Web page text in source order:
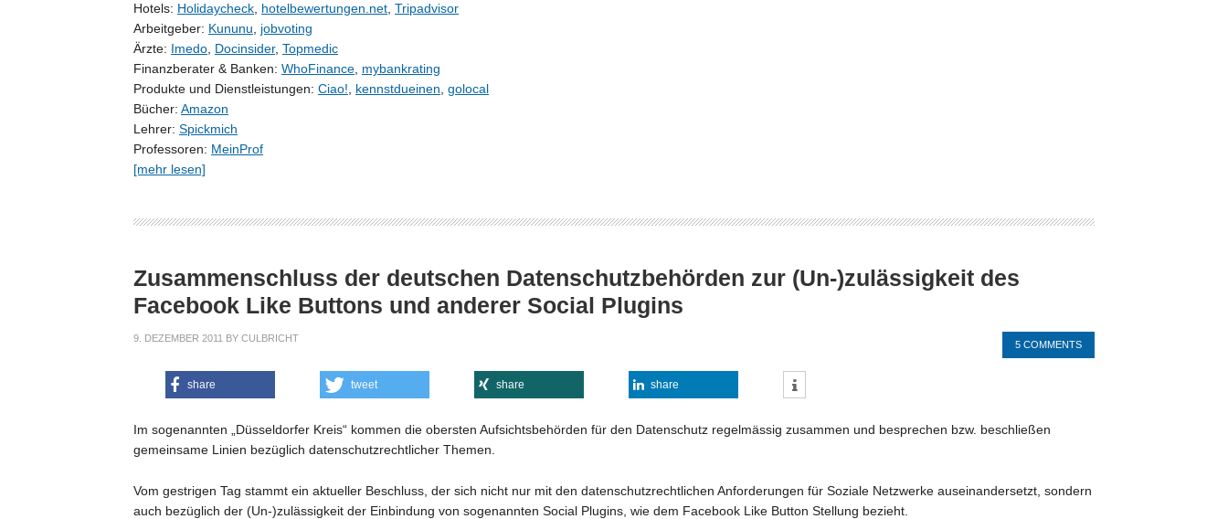
Hotels: Holidaycheck, hotelbewertungen.net, Tripadvisor
Arbeitgeber: Kununu, jobvoting
Ärzte: Imedo, Docinsider, Topmedic
Finanzberater & Banken: WhoFinance, mybankrating
Produkte und Dienstleistungen: Ciao!, kennstdueinen, golocal
Bücher: Amazon
Lehrer: Spickmich
Professoren: MeinProf
[mehr lesen]
Zusammenschluss der deutschen Datenschutzbehörden zur (Un-)zulässigkeit des
Facebook Like Buttons und anderer Social Plugins
9. DEZEMBER 2011 BY CULBRICHT
5 COMMENTS
share tweet share share
Im sogenannten „Düsseldorfer Kreis“ kommen die obersten Aufsichtsbehörden für den Datenschutz regelmässig zusammen und besprechen bzw. beschließen
gemeinsame Linien bezüglich datenschutzrechtlicher Themen.
Vom gestrigen Tag stammt ein aktueller Beschluss, der sich nicht nur mit den datenschutzrechtlichen Anforderungen für Soziale Netzwerke auseinandersetzt, sondern
auch bezüglich der (Un-)zulässigkeit der Einbindung von sogenannten Social Plugins, wie dem Facebook Like Button Stellung bezieht.